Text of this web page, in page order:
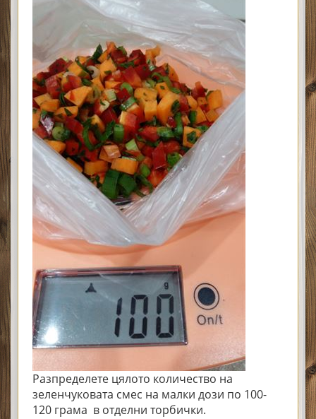
Разпределете цялото количество на
зеленчуковата смес на малки дози по 100-
120 грама в отделни торбички.